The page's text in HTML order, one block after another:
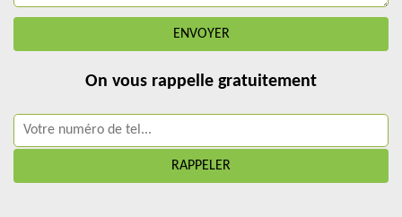
On vous rappelle gratuitement